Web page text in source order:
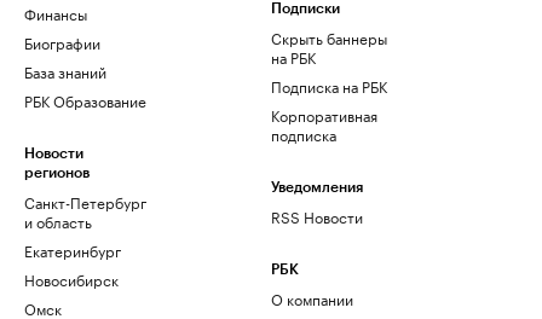
Финансы
Биографии
База знаний
РБК Образование
Новости
регионов
Санкт-Петербург
и область
Екатеринбург
Новосибирск
Омск
Подписки
Скрыть баннеры
на РБК
Подписка на РБК
Корпоративная
подписка
Уведомления
RSS Новости
РБК
О компании